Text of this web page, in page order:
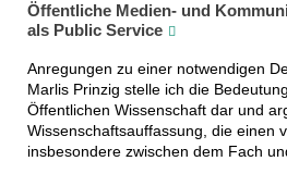
Öffentliche Medien- und
als Public Service
Anregungen zu einer notwendigen
Marlis Prinzig stelle ich die
Öffentlichen Wissenschaft dar und
Wissenschaftsauffassung, die einen
insbesondere zwischen dem Fach